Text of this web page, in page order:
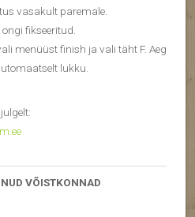
vasakult paremale.
fikseeritud.
menüüst finish ja vali täht F. Aeg
lukku.
VÕISTKONNAD